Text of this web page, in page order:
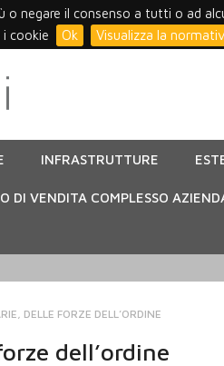
negare il consenso a tutti o ad
cookie
Ok Visualizza la
INFRASTRUTTURE
DI VENDITA COMPLESSO
DELLE FORZE DELL’ORDINE
dell’ordine